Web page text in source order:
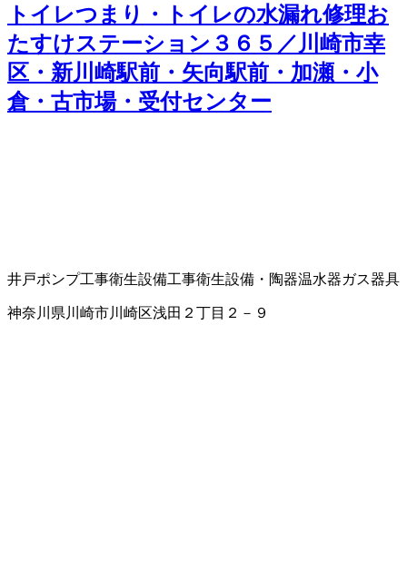
トイレつまり・トイレの水漏れ修理お
たすけステーション３６５／川崎市幸
区・新川崎駅前・矢向駅前・加瀬・小
倉・古市場・受付センター
井戸ポンプ工事衛生設備工事衛生設備・陶器温水器ガス器具
神奈川県川崎市川崎区浅田２丁目２－９